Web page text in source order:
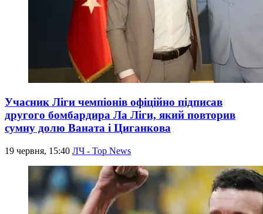
Учасник Ліги чемпіонів офіційно підписав
другого бомбардира Ла Ліги, який повторив
сумну долю Ваната і Циганкова
19 червня, 15:40 ЛЧ - Top News